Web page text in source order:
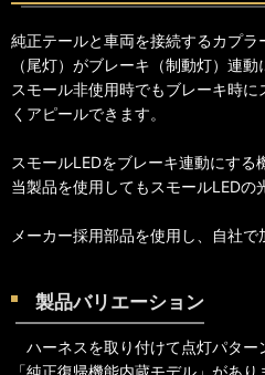
純正テールと車両を接続するカプ
（尾灯）がブレーキ（制動灯）連動
スモール非使用時でもブレーキ時に
くアピールできます。
スモールLEDをブレーキ連動にする
当製品を使用してもスモールLEDの
メーカー採用部品を使用し、自社で
製品バリエーション
ハーネスを取り付けて点灯パター
「純正復帰機能内蔵モデル」があり